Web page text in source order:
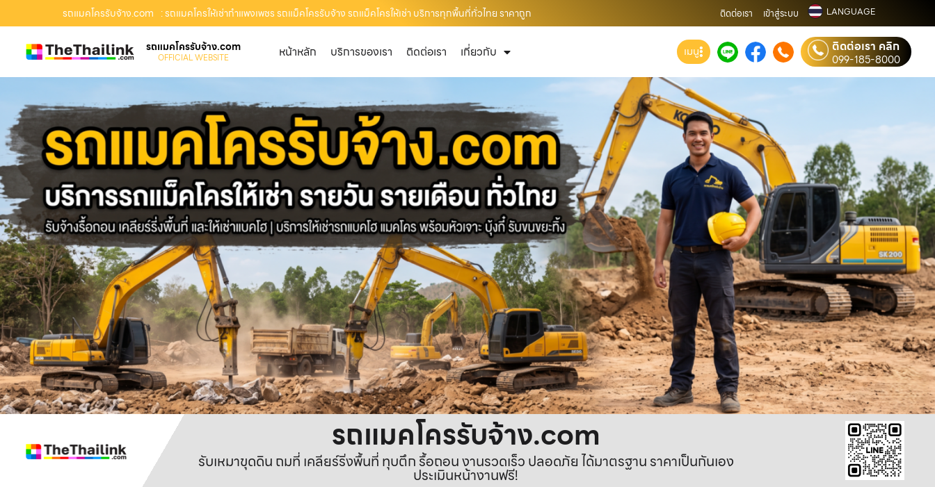
รถแมคโครรับจ้าง.com : รถแมคโครให้เช่ากำแพงเพชร รถแม็คโครรับจ้าง รถแม็คโครให้เช่า บริการทุกพื้นที่ทั่วไทย ราคาถูก ติดต่อเรา เข้าสู่ระบบ LANGUAGE
รถแมคโครรับจ้าง.com
OFFICIAL WEBSITE หน้าหลัก บริการของเรา ติดต่อเรา เกี่ยวกับ เมนู ติดต่อเรา คลิก
099-185-8000
รถแมคโครรับจ้าง.com
รับเหมาขุดดิน ถมที่ เคลียร์ริ่งพื้นที่ ทุบตึก รื้อถอน งานรวดเร็ว ปลอดภัย ได้มาตรฐาน ราคาเป็นกันเอง
ประเมินหน้างานฟรี!